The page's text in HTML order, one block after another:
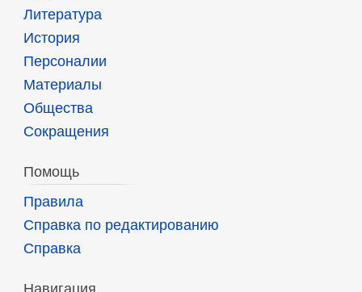
Литература
История
Персоналии
Материалы
Общества
Сокращения
Помощь
Правила
Справка по редактированию
Справка
Навигация